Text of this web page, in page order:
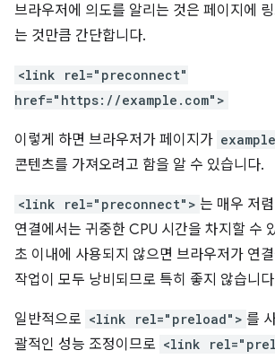
브라우저에 의도를 알리는 것은 페이지에
는 것만큼 간단합니다.
<link rel="preconnect"
href="https://example.com">
이렇게 하면 브라우저가 페이지가
콘텐츠를 가져오려고 함을 알 수 있습니다.
<link rel="preconnect"> 는 매우 저
연결에서는 귀중한 CPU 시간을 차지할 수
초 이내에 사용되지 않으면 브라우저가 연
작업이 모두 낭비되므로 특히 좋지 않습니
일반적으로 <link rel="preload"> 를
괄적인 성능 조정이므로 <link